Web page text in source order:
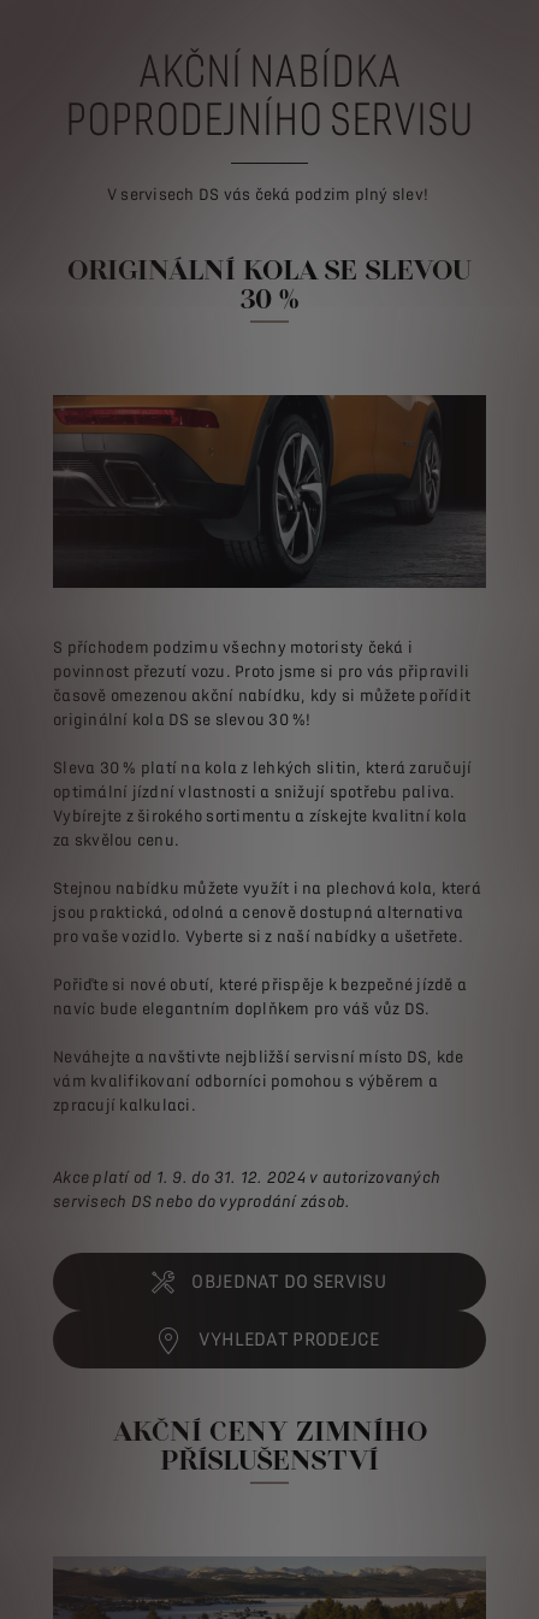
AKČNÍ NABÍDKA
POPRODEJNÍHO SERVISU
V servisech DS vás čeká podzim plný slev!
ORIGINÁLNÍ KOLA SE SLEVOU
30 %
S příchodem podzimu všechny motoristy čeká i
povinnost přezutí vozu. Proto jsme si pro vás připravili
časově omezenou akční nabídku, kdy si můžete pořídit
originální kola DS se slevou 30 %!
Sleva 30 % platí na kola z lehkých slitin, která zaručují
optimální jízdní vlastnosti a snižují spotřebu paliva.
Vybírejte z širokého sortimentu a získejte kvalitní kola
za skvělou cenu.
Stejnou nabídku můžete využít i na plechová kola, která
jsou praktická, odolná a cenově dostupná alternativa
pro vaše vozidlo. Vyberte si z naší nabídky a ušetřete.
Pořiďte si nové obutí, které přispěje k bezpečné jízdě a
navíc bude elegantním doplňkem pro váš vůz DS.
Neváhejte a navštivte nejbližší servisní místo DS, kde
vám kvalifikovaní odborníci pomohou s výběrem a
zpracují kalkulaci.
Akce platí od 1. 9. do 31. 12. 2024 v autorizovaných
servisech DS nebo do vyprodání zásob.
OBJEDNAT DO SERVISU
VYHLEDAT PRODEJCE
AKČNÍ CENY ZIMNÍHO
PŘÍSLUŠENSTVÍ